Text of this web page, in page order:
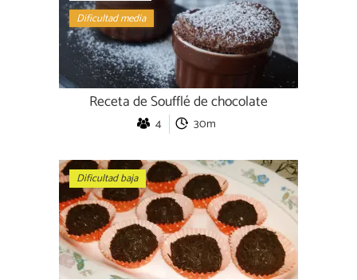
Dificultad media
Receta de Soufflé de chocolate
4 30m
Dificultad baja